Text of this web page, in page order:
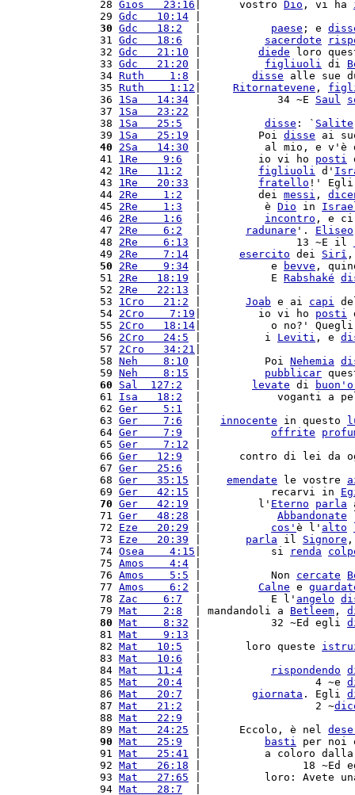
28 Gios   23:16 |      vostro Dio , vi ha
29 Gdc   10:14
30 Gdc   18:2 paese ; e
31 Gdc   18:6 sacerdote
32 Gdc   21:10 diede loro
33 Gdc   21:20 figliuoli di
34 Ruth    1:8 disse alle sue
35 Ruth    1:12 Ritornatevene ,
36 1Sa   14:34 |            34 ~E Saul
37 1Sa   23:22
38 1Sa   25:5 disse : ` Salite
39 1Sa   25:19 |         Poi disse ai
40
2Sa   14:30 |          al mio, e v'è
41 1Re    9:6
  |         io vi ho
posti
42 1Re   11:2 figliuoli d'
43 1Re   20:33 fratello !'
44 2Re    1:2
  |         dei
messi ,
45 2Re    1:3
  |          è
Dio in
46 2Re    1:6 incontro , e
47 2Re    6:2 radunare '. Eliseo
48 2Re    6:13 |               13 ~E il
49 2Re    7:14 esercito dei Sirî
50
2Re    9:34 |           e bevve ,
51 2Re   18:19 |           E Rabshaké
52 2Re   22:13
53 1Cro   21:2 Joab e ai capi
54 2Cro    7:19 |         io vi ho posti
55 2Cro   18:14 |           o no?'
56 2Cro   24:5 |          i Leviti , e
57 2Cro   34:21
58 Neh    8:10 |          Poi Nehemia
59 Neh    8:15 pubblicar
60
Sal  127:2 levate di buon'
61 Isa   18:2
|            voganti a
62 Ger    5:1
63 Ger    7:6 innocente in questo
64 Ger    7:9 offrite
65 Ger    7:12
66 Ger   12:9
|      contro di lei da
67 Ger   25:6
68 Ger   35:15 emendate le vostre
69 Ger   42:15 |           recarvi in
70 Ger   42:19 |         l' Eterno parla
71 Ger   48:28 Abbandonate
72 Eze   20:29 cos' è l' alto
73 Eze   20:39 parla il Signore
74 Osea    4:15 |           si renda
75 Amos    4:4
76 Amos    5:5 |           Non cercate
77 Amos    6:2 Calne e
78 Zac    6:7
  |           E l'
angelo
79 Mat    2:8
  | mandandoli a
Betleem ,
80 Mat    8:32 |           32 ~Ed egli
81 Mat    9:13
82 Mat   10:5
  |       loro queste
83 Mat   10:6
84 Mat   11:4 rispondendo
85 Mat   20:4
  |                  4 ~e
86 Mat   20:7 giornata . Egli
87 Mat   21:2
  |                  2 ~
88 Mat   22:9
89 Mat   24:25 |      Eccolo, è nel
90 Mat   25:9 basti per noi
91 Mat   25:41 |          a coloro
92 Mat   26:18 |                18 ~Ed
93 Mat   27:65 |          loro: Avete
94 Mat   28:7